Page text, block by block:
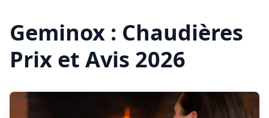
Geminox : Chaudières
Prix et Avis 2026